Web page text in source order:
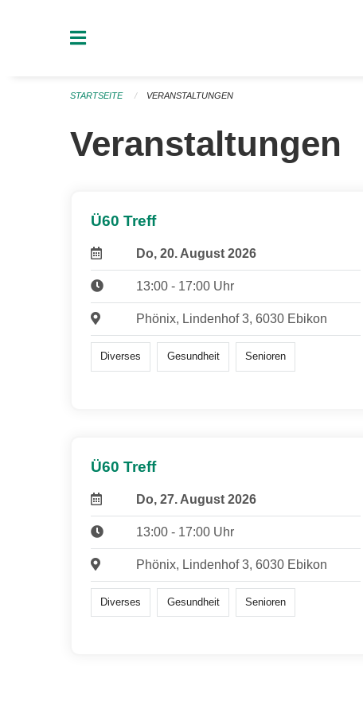
STARTSEITE VERANSTALTUNGEN
Veranstaltungen
Ü60 Treff
Do, 20. August 2026
13:00 - 17:00 Uhr
Phönix, Lindenhof 3, 6030 Ebikon
Diverses Gesundheit Senioren
Ü60 Treff
Do, 27. August 2026
13:00 - 17:00 Uhr
Phönix, Lindenhof 3, 6030 Ebikon
Diverses Gesundheit Senioren